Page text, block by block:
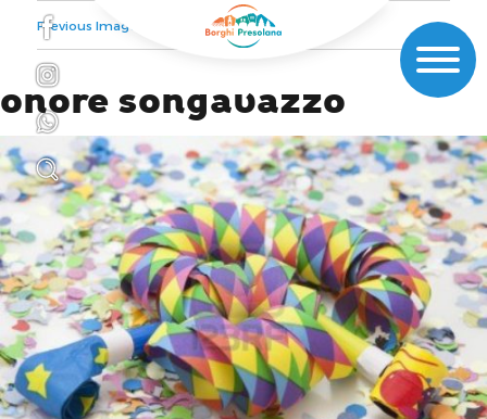
Previous Image
onore songavazzo